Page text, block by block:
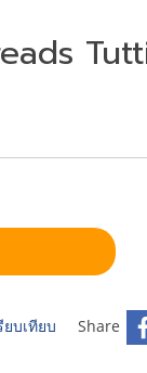
ยบเทียบ Share